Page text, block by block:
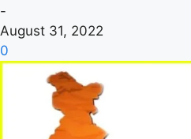
-
August 31, 2022
0